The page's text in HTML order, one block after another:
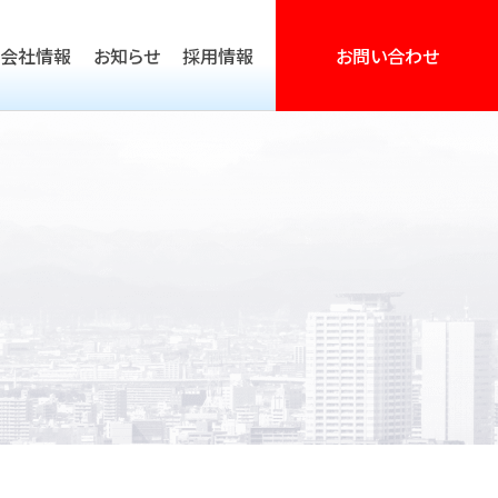
会社情報 お知らせ 採用情報 お問い合わせ